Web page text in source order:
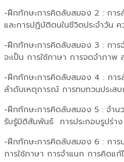
-ฝึกทักษะการคิดลับสมอง 2 : การ
และการปฏิบัติตนในชีวิตประจำวัน
-ฝึกทักษะการคิดลับสมอง 3 : การ
จะเป็น การใช้ภาษา การจดจำภา
-ฝึกทักษะการคิดลับสมอง 4 : การ
ลำดับเหตุการณ์ การทบทวนประส
-ฝึกทักษะการคิดลับสมอง 5 : จำนว
รับรู้มิติสัมพันธ์ การประกอบรูปร่า
-ฝึกทักษะการคิดลับสมอง 6 : การ
การใช้ภาษา การจำแนก การคิดแ